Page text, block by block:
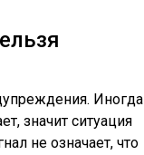
Иногда
значит ситуация
не означает, что